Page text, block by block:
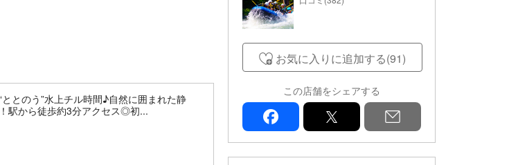
とのう”水上チル時間♪自然に囲まれた静
駅から徒歩約3分アクセス◎初...
お気に入りに追加する(91)
この店舗をシェアする
facebook